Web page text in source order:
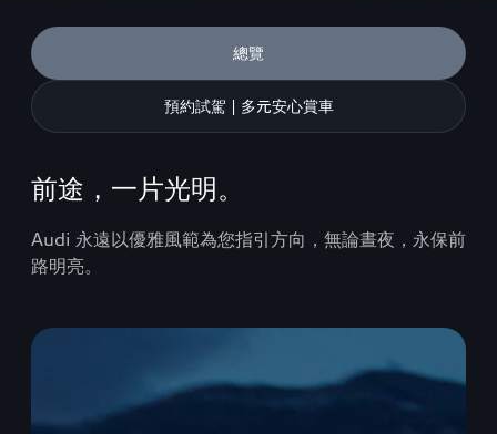
總覽
預約試駕 | 多元安心賞車
前途，一片光明。
Audi 永遠以優雅風範為您指引方向，無論晝夜，永保前
路明亮。